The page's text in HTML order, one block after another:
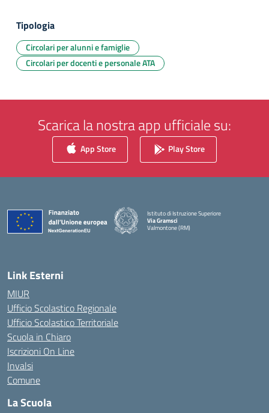
Tipologia
Circolari per alunni e famiglie
Circolari per docenti e personale ATA
Scarica la nostra app ufficiale su:
App Store Play Store
Istituto di Istruzione Superiore
Via Gramsci
Valmontone (RM)
Link Esterni
MIUR
Ufficio Scolastico Regionale
Ufficio Scolastico Territoriale
Scuola in Chiaro
Iscrizioni On Line
Invalsi
Comune
La Scuola